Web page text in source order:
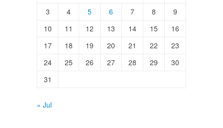
3
4 5 6 7 8
9
10
11 12 13 14 15
16
17
18 19 20 21 22
23
24
25 26 27 28 29
30
31
« Jul